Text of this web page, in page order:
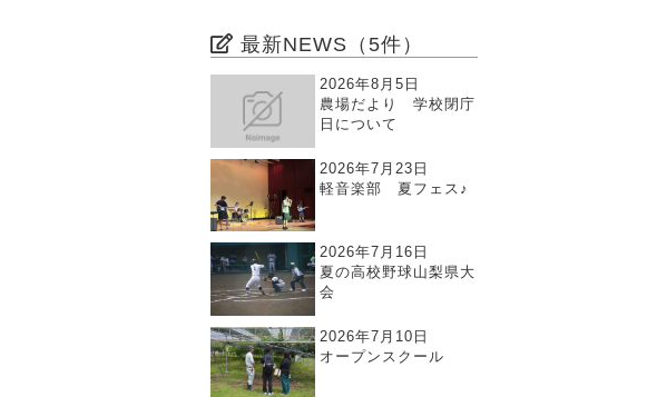
最新NEWS（5件）
2026年8月5日
農場だより 学校閉庁
日について
2026年7月23日
軽音楽部 夏フェス♪
2026年7月16日
夏の高校野球山梨県大
会
2026年7月10日
オープンスクール